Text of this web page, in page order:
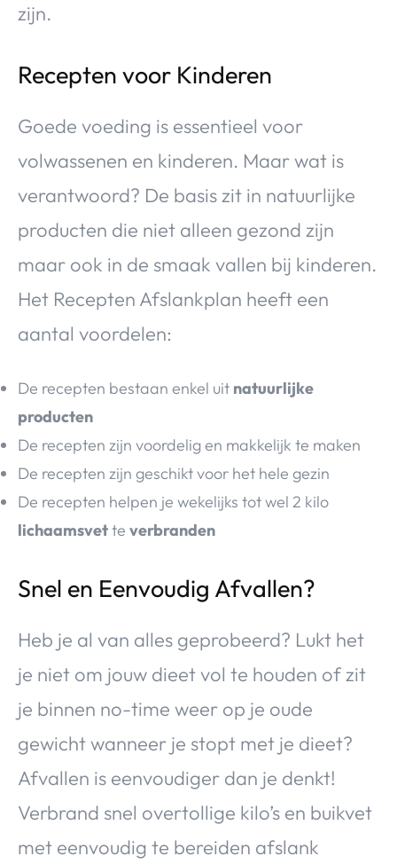
zijn.
Recepten voor Kinderen
Goede voeding is essentieel voor
volwassenen en kinderen. Maar wat is
verantwoord? De basis zit in natuurlijke
producten die niet alleen gezond zijn
maar ook in de smaak vallen bij kinderen.
Het Recepten Afslankplan heeft een
aantal voordelen:
De recepten bestaan enkel uit natuurlijke
producten
De recepten zijn voordelig en makkelijk te maken
De recepten zijn geschikt voor het hele gezin
De recepten helpen je wekelijks tot wel 2 kilo
lichaamsvette verbranden
Snel en Eenvoudig Afvallen?
Heb je al van alles geprobeerd? Lukt het
je niet om jouw dieet vol te houden of zit
je binnen no-time weer op je oude
gewicht wanneer je stopt met je dieet?
Afvallen is eenvoudiger dan je denkt!
Verbrand snel overtollige kilo’s en buikvet
met eenvoudig te bereiden afslank